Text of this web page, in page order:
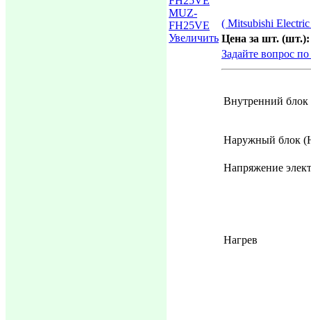
Увеличить
( Mitsubishi
Цена за шт. (шт.):
Задайте вопрос
Внутренний
Наружный блок
Напряжение
Нагрев